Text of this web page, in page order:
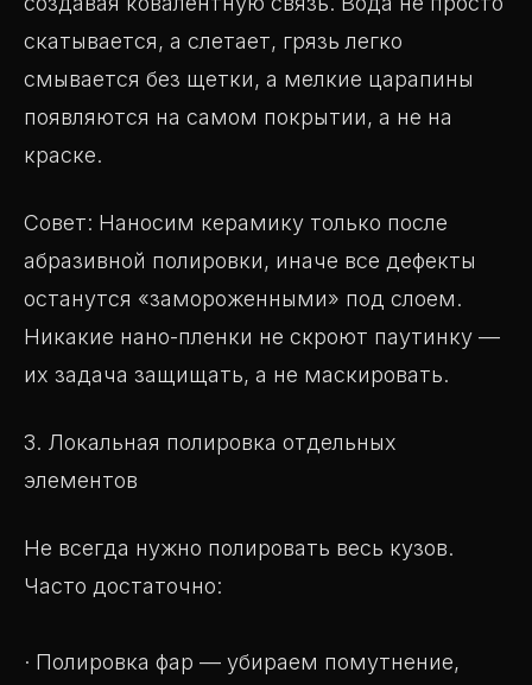
скатывается, а слетает, грязь легко
смывается без щетки, а мелкие царапины
появляются на самом покрытии, а не на
краске.
Совет: Наносим керамику только после
абразивной полировки, иначе все дефекты
останутся «замороженными» под слоем.
Никакие нано-пленки не скроют паутинку —
их задача защищать, а не маскировать.
3. Локальная полировка отдельных
элементов
Не всегда нужно полировать весь кузов.
Часто достаточно:
· Полировка фар — убираем помутнение,